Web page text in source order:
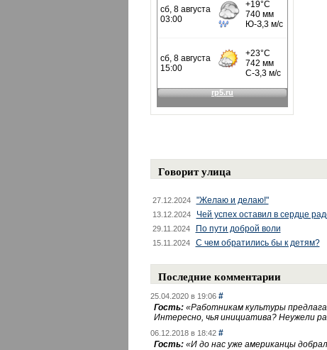
Говорит улица
27.12.2024 "Желаю и делаю!"
13.12.2024 Чей успех оставил в сердце
29.11.2024 По пути доброй воли
15.11.2024 С чем обратились бы к детям?
Последние комментарии
25.04.2020 в 19:06 #
Гость: «Работникам культуры
Интересно, чья инициатива? Неужели
06.12.2018 в 18:42 #
Гость: «И до нас уже американцы